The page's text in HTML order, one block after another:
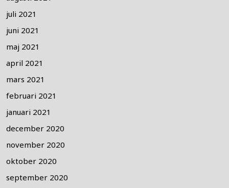
juli 2021
juni 2021
maj 2021
april 2021
mars 2021
februari 2021
januari 2021
december 2020
november 2020
oktober 2020
september 2020